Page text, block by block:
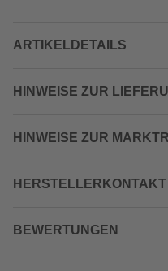
ARTIKELDETAILS
HINWEISE ZUR
HINWEISE ZUR
HERSTELLERKONTAKT
BEWERTUNGEN